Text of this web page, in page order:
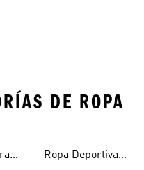
DE ROPA
Ropa Deportiva